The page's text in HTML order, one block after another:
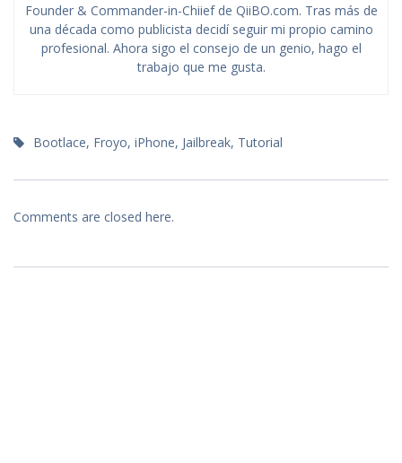
Founder & Commander-in-Chiief de QiiBO.com. Tras más de
una década como publicista decidí seguir mi propio camino
profesional. Ahora sigo el consejo de un genio, hago el
trabajo que me gusta.
Bootlace, Froyo, iPhone, Jailbreak, Tutorial
Comments are closed here.